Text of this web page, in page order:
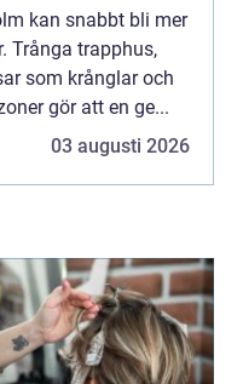
kan snabbt bli mer
Trånga trapphus,
som krånglar och
gör att en ge...
03 augusti 2026